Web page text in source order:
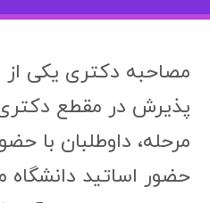
مصاحبه دکتری یکی
پذیرش در مقطع
مرحله، داوطلبان با
حضور اساتید دانشگاه